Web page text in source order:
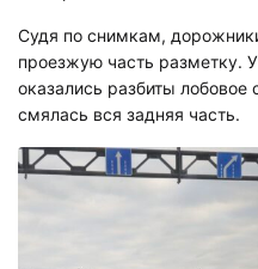
Судя по снимкам,
проезжую часть разметку.
оказались разбиты лобовое
смялась вся задняя часть.